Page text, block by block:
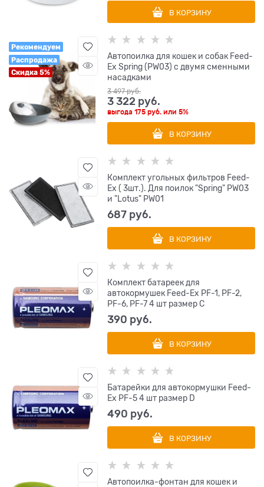
В КОРЗИНУ
Рекомендуем
Распродажа
Скидка 5%
Автопоилка для кошек и собак Feed-
Ex Spring (PW03) с двумя сменными
насадками
3 497 руб.
3 322 руб.
выгода175 руб. или5%
В КОРЗИНУ
Комплект угольных фильтров Feed-
Ex ( 3шт.). Для поилок "Spring" PW03
и "Lotus" PW01
687 руб.
В КОРЗИНУ
Комплект батареек для
автокормушек Feed-Ex PF-1, PF-2,
PF-6, PF-7 4 шт размер С
390 руб.
В КОРЗИНУ
Батарейки для автокормушки Feed-
Ex PF-5 4 шт размер D
490 руб.
В КОРЗИНУ
Автопоилка-фонтан для кошек и